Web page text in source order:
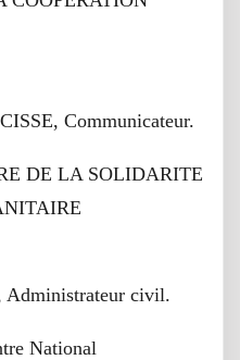
Communicateur.
DE LA SOLIDARITE
civil.
National